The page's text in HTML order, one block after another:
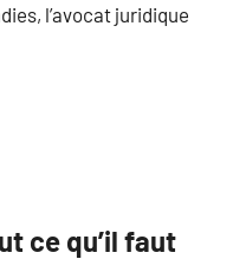
l’avocat juridique
ce qu’il faut